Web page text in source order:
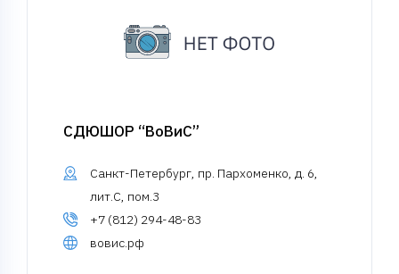
СДЮШОР “ВоВиС”
Санкт-Петербург, пр. Пархоменко, д. 6,
лит.С, пом.3
+7 (812) 294-48-83
вовис.рф